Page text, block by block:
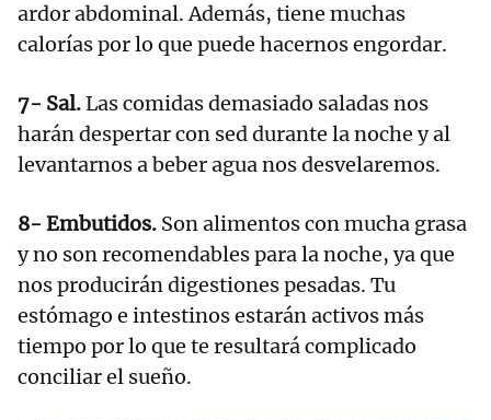
ardor abdominal. Además, tiene muchas
calorías por lo que puede hacernos engordar.
7- Sal.Las comidas demasiado saladas nos
harán despertar con sed durante la noche y al
levantarnos a beber agua nos desvelaremos.
8- Embutidos. Son alimentos con mucha grasa
y no son recomendables para la noche, ya que
nos producirán digestiones pesadas. Tu
estómago e intestinos estarán activos más
tiempo por lo que te resultará complicado
conciliar el sueño.